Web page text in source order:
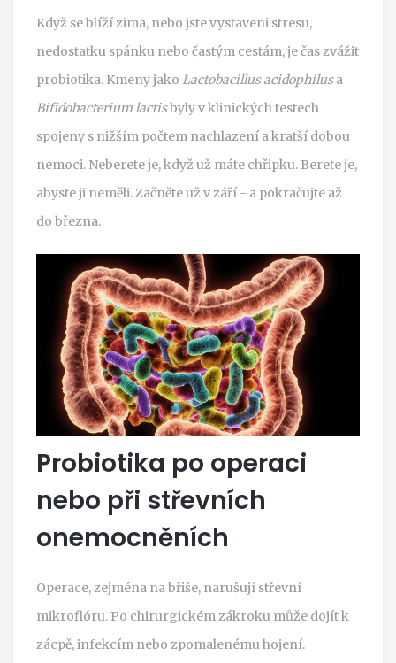
Když se blíží zima, nebo jste vystaveni stresu,
nedostatku spánku nebo častým cestám, je čas zvážit
probiotika. Kmeny jako Lactobacillus acidophilusa
Bifidobacterium lactisbyly v klinických testech
spojeny s nižším počtem nachlazení a kratší dobou
nemoci. Neberete je, když už máte chřipku. Berete je,
abyste ji neměli. Začněte už v září - a pokračujte až
do března.
Probiotika po operaci
nebo při střevních
onemocněních
Operace, zejména na břiše, narušují střevní
mikroflóru. Po chirurgickém zákroku může dojít k
zácpě, infekcím nebo zpomalenému hojení.